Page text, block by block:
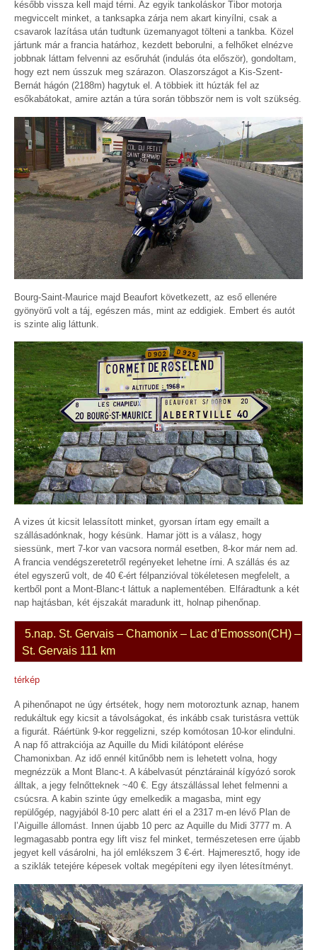
később vissza kell majd térni. Az egyik tankoláskor Tibor motorja
megviccelt minket, a tanksapka zárja nem akart kinyílni, csak a
csavarok lazítása után tudtunk üzemanyagot tölteni a tankba. Közel
jártunk már a francia határhoz, kezdett beborulni, a felhőket elnézve
jobbnak láttam felvenni az esőruhát (indulás óta először), gondoltam,
hogy ezt nem ússzuk meg szárazon. Olaszországot a Kis-Szent-
Bernát hágón (2188m) hagytuk el. A többiek itt húzták fel az
esőkabátokat, amire aztán a túra során többször nem is volt szükség.
Bourg-Saint-Maurice majd Beaufort következett, az eső ellenére
gyönyörű volt a táj, egészen más, mint az eddigiek. Embert és autót
is szinte alig láttunk.
A vizes út kicsit lelassított minket, gyorsan írtam egy emailt a
szállásadónknak, hogy késünk. Hamar jött is a válasz, hogy
siessünk, mert 7-kor van vacsora normál esetben, 8-kor már nem ad.
A francia vendégszeretetről regényeket lehetne írni. A szállás és az
étel egyszerű volt, de 40 €-ért félpanzióval tökéletesen megfelelt, a
kertből pont a Mont-Blanc-t láttuk a naplementében. Elfáradtunk a két
nap hajtásban, két éjszakát maradunk itt, holnap pihenőnap.
5.nap. St. Gervais – Chamonix – Lac d’Emosson(CH) –
St. Gervais 111 km
térkép
A pihenőnapot ne úgy értsétek, hogy nem motoroztunk aznap, hanem
redukáltuk egy kicsit a távolságokat, és inkább csak turistásra vettük
a figurát. Ráértünk 9-kor reggelizni, szép komótosan 10-kor elindulni.
A nap fő attrakciója az Aquille du Midi kilátópont elérése
Chamonixban. Az idő ennél kitűnőbb nem is lehetett volna, hogy
megnézzük a Mont Blanc-t. A kábelvasút pénztárainál kígyózó sorok
álltak, a jegy felnőtteknek ~40 €. Egy átszállással lehet felmenni a
csúcsra. A kabin szinte úgy emelkedik a magasba, mint egy
repülőgép, nagyjából 8-10 perc alatt éri el a 2317 m-en lévő Plan de
l’Aiguille állomást. Innen újabb 10 perc az Aquille du Midi 3777 m. A
legmagasabb pontra egy lift visz fel minket, természetesen erre újabb
jegyet kell vásárolni, ha jól emlékszem 3 €-ért. Hajmeresztő, hogy ide
a sziklák tetejére képesek voltak megépíteni egy ilyen létesítményt.